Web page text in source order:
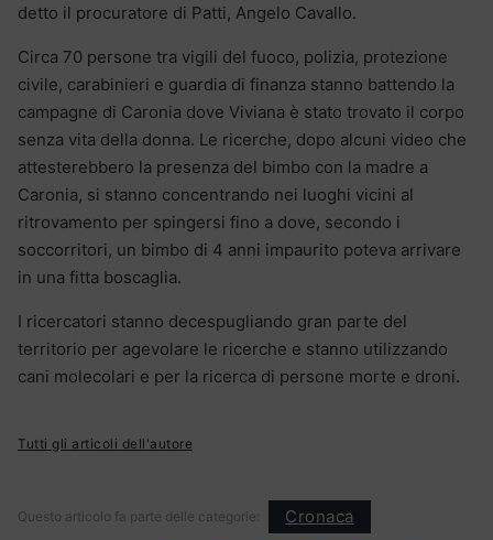
detto il procuratore di Patti, Angelo Cavallo.
Circa 70 persone tra vigili del fuoco, polizia, protezione
civile, carabinieri e guardia di finanza stanno battendo la
campagne di Caronia dove Viviana è stato trovato il corpo
senza vita della donna. Le ricerche, dopo alcuni video che
attesterebbero la presenza del bimbo con la madre a
Caronia, si stanno concentrando nei luoghi vicini al
ritrovamento per spingersi fino a dove, secondo i
soccorritori, un bimbo di 4 anni impaurito poteva arrivare
in una fitta boscaglia.
I ricercatori stanno decespugliando gran parte del
territorio per agevolare le ricerche e stanno utilizzando
cani molecolari e per la ricerca di persone morte e droni.
Tutti gli articoli dell'autore
Questo articolo fa parte delle categorie: Cronaca